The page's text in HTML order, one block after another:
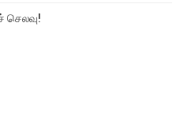
செலவு!